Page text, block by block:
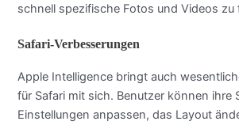
schnell spezifische Fotos und Videos zu
Safari-Verbesserungen
Apple Intelligence bringt auch
für Safari mit sich. Benutzer können ihre
Einstellungen anpassen, das Layout